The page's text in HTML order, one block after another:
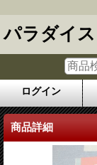
パラダイ
ログイン
商品詳細